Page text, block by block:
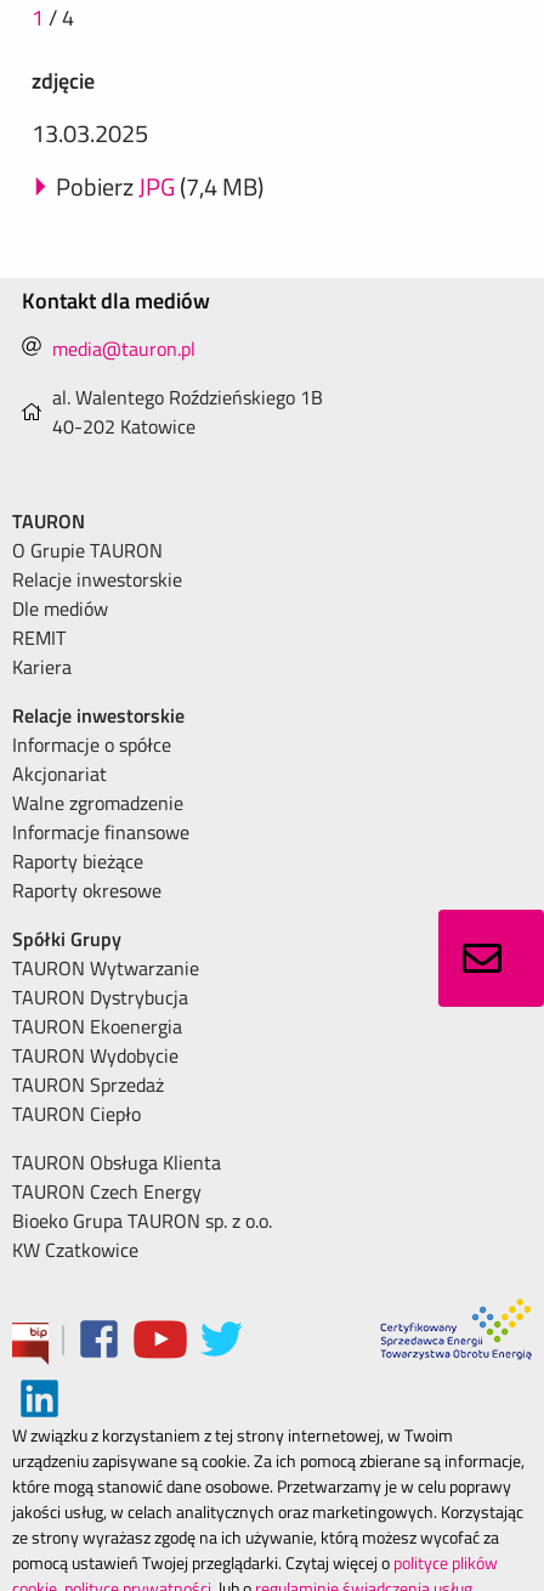
1 /4
zdjęcie
13.03.2025
PobierzJPG(7,4 MB)
Kontakt dla mediów
media@tauron.pl
al. Walentego Roździeńskiego 1B
40-202 Katowice
TAURON
O Grupie TAURON
Relacje inwestorskie
Dle mediów
REMIT
Kariera
Relacje inwestorskie
Informacje o spółce
Akcjonariat
Walne zgromadzenie
Informacje finansowe
Raporty bieżące
Raporty okresowe
Spółki Grupy
TAURON Wytwarzanie
TAURON Dystrybucja
TAURON Ekoenergia
TAURON Wydobycie
TAURON Sprzedaż
TAURON Ciepło
TAURON Obsługa Klienta
TAURON Czech Energy
Bioeko Grupa TAURON sp. z o.o.
KW Czatkowice
|
W związku z korzystaniem z tej strony internetowej, w Twoim
urządzeniu zapisywane są cookie. Za ich pomocą zbierane są informacje,
które mogą stanowić dane osobowe. Przetwarzamy je w celu poprawy
jakości usług, w celach analitycznych oraz marketingowych. Korzystając
ze strony wyrażasz zgodę na ich używanie, którą możesz wycofać za
pomocą ustawień Twojej przeglądarki. Czytaj więcej opolityce plików